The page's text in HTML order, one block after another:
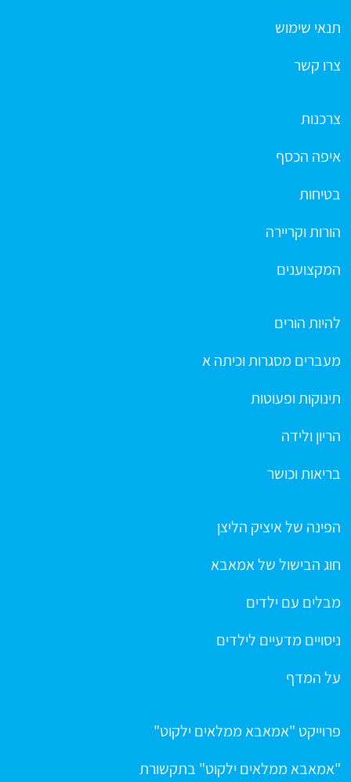
תנאי שימוש
צרו קשר
צרכנות
איפה הכסף
בטיחות
הורות וקריירה
המקצוענים
להיות הורים
מעברים מסגרות וכיתה א
תינוקות ופעוטות
הריון ולידה
בריאות וכושר
הפינה של איציק הליצן
חוג הבישול של אמאבא
מבלים עם ילדים
ניסויים מדעיים לילדים
על המדף
פרוייקט "אמאבא ממלאים ילקוט"
"אמאבא ממלאים ילקוט" בתקשורת